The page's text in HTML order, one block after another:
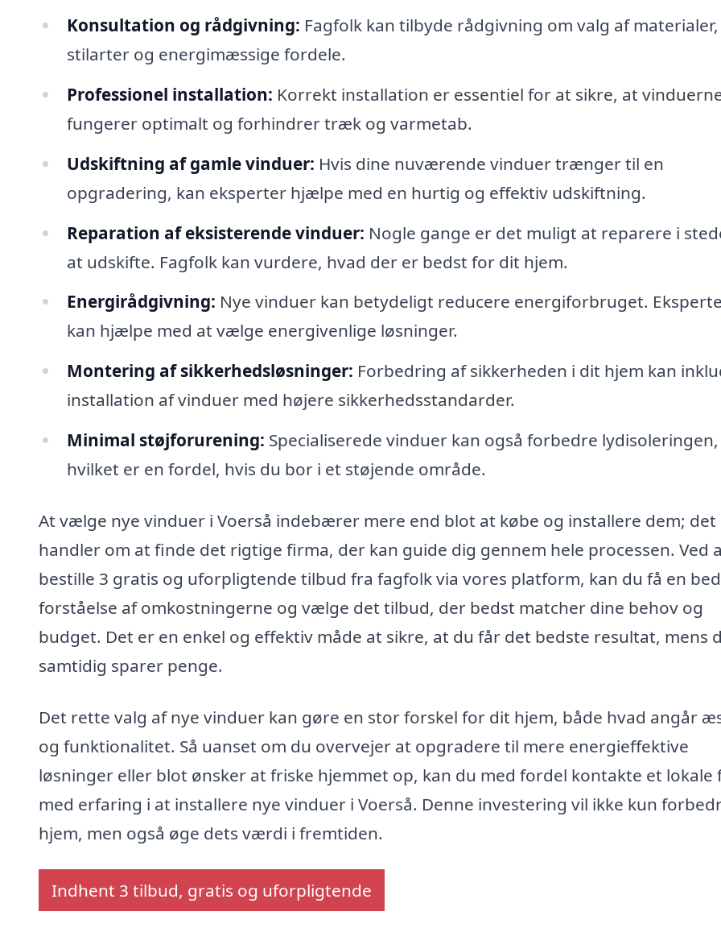
Konsultation og rådgivning: Fagfolk kan tilbyde rådgivning om valg af materialer,
stilarter og energimæssige fordele.
Professionel installation: Korrekt installation er essentiel for at sikre, at
fungerer optimalt og forhindrer træk og varmetab.
Udskiftning af gamle vinduer: Hvis dine nuværende vinduer trænger til en
opgradering, kan eksperter hjælpe med en hurtig og effektiv udskiftning.
Reparation af eksisterende vinduer: Nogle gange er det muligt at reparere i
at udskifte. Fagfolk kan vurdere, hvad der er bedst for dit hjem.
Energirådgivning: Nye vinduer kan betydeligt reducere energiforbruget.
kan hjælpe med at vælge energivenlige løsninger.
Montering af sikkerhedsløsninger: Forbedring af sikkerheden i dit hjem kan
installation af vinduer med højere sikkerhedsstandarder.
Minimal støjforurening: Specialiserede vinduer kan også forbedre lydisoleringen,
hvilket er en fordel, hvis du bor i et støjende område.
At vælge nye vinduer i Voerså indebærer mere end blot at købe og installere dem; det
handler om at finde det rigtige firma, der kan guide dig gennem hele processen. Ved
bestille 3 gratis og uforpligtende tilbud fra fagfolk via vores platform, kan du få en
forståelse af omkostningerne og vælge det tilbud, der bedst matcher dine behov og
budget. Det er en enkel og effektiv måde at sikre, at du får det bedste resultat, mens
samtidig sparer penge.
Det rette valg af nye vinduer kan gøre en stor forskel for dit hjem, både hvad angår
og funktionalitet. Så uanset om du overvejer at opgradere til mere energieffektive
løsninger eller blot ønsker at friske hjemmet op, kan du med fordel kontakte et lokale
med erfaring i at installere nye vinduer i Voerså. Denne investering vil ikke kun
hjem, men også øge dets værdi i fremtiden.
Indhent 3 tilbud, gratis og uforpligtende